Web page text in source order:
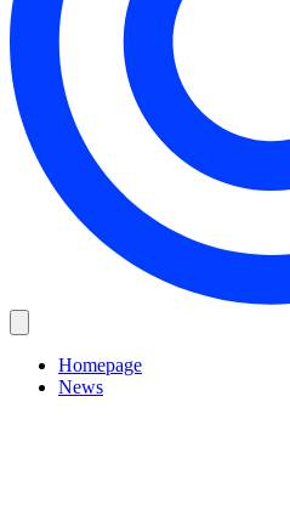
Homepage
News